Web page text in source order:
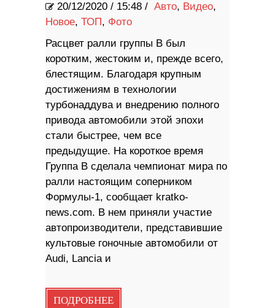
20/12/2020 / 15:48 / Авто, Видео,
Новое, ТОП, Фото
Расцвет ралли группы B был
коротким, жестоким и, прежде всего,
блестящим. Благодаря крупным
достижениям в технологии
турбонаддува и внедрению полного
привода автомобили этой эпохи
стали быстрее, чем все
предыдущие. На короткое время
Группа B сделала чемпионат мира по
ралли настоящим соперником
Формулы-1, сообщает kratko-
news.com. В нем приняли участие
автопроизводители, представившие
культовые гоночные автомобили от
Audi, Lancia и
ПОДРОБНЕЕ